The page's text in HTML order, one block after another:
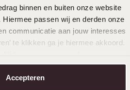
binnen en buiten onze website
passen wij en derden onze
communicatie aan jouw interesses
te klikken ga je hiermee akkoord.
.
Accepteren